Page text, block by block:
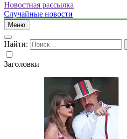
Новостная рассылка
Случайные новости
Меню
Найти:
Заголовки